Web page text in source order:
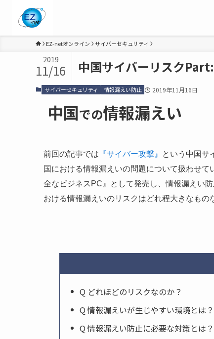
EZ-netオンライン サイバーセキュリティ
中国サイバーリスク
2019
11/16
サイバーセキュリティ 情報漏えい防止 2019年11月16日
中国での情報漏えい
前回の記事では 『サイバー攻撃』
という中国サ
国における情報漏えいの問題について扱わせ
全なビジネスPC』として発売し、情報漏えい
おける情報漏えいのリスクはどれ程大きなもの
Q どれほどのリスクなのか？
Q 情報漏えいが生じやすい環境とは？
Q 情報漏えい防止に必要な対策とは？